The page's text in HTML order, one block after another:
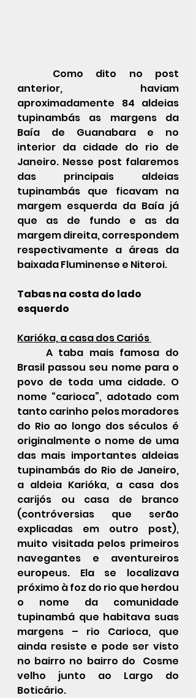
anterior, haviam
aproximadamente 84 aldeias
tupinambás as margens da
Baía de Guanabara e no
interior da cidade do rio de
Janeiro. Nesse post falaremos
das principais aldeias
tupinambás que ficavam na
margem esquerda da Baía já
que as de fundo e as da
margem direita, correspondem
respectivamente a áreas da
baixada Fluminense e Niteroi.
Tabas na costa do lado
esquerdo
Karióka, a casa dos Cariós
Brasil passou seu nome para o
povo de toda uma cidade. O
nome “carioca”, adotado com
tanto carinho pelos moradores
do Rio ao longo dos séculos é
originalmente o nome de uma
das mais importantes aldeias
tupinambás do Rio de Janeiro,
a aldeia Karióka, a casa dos
carijós ou casa de branco
(contróversias que serão
explicadas em outro post),
muito visitada pelos primeiros
navegantes e aventureiros
europeus. Ela se localizava
próximo à foz do rio que herdou
o nome da comunidade
tupinambá que habitava suas
margens – rio Carioca, que
ainda resiste e pode ser visto
no bairro no bairro do  Cosme
velho junto ao Largo do
Boticário.